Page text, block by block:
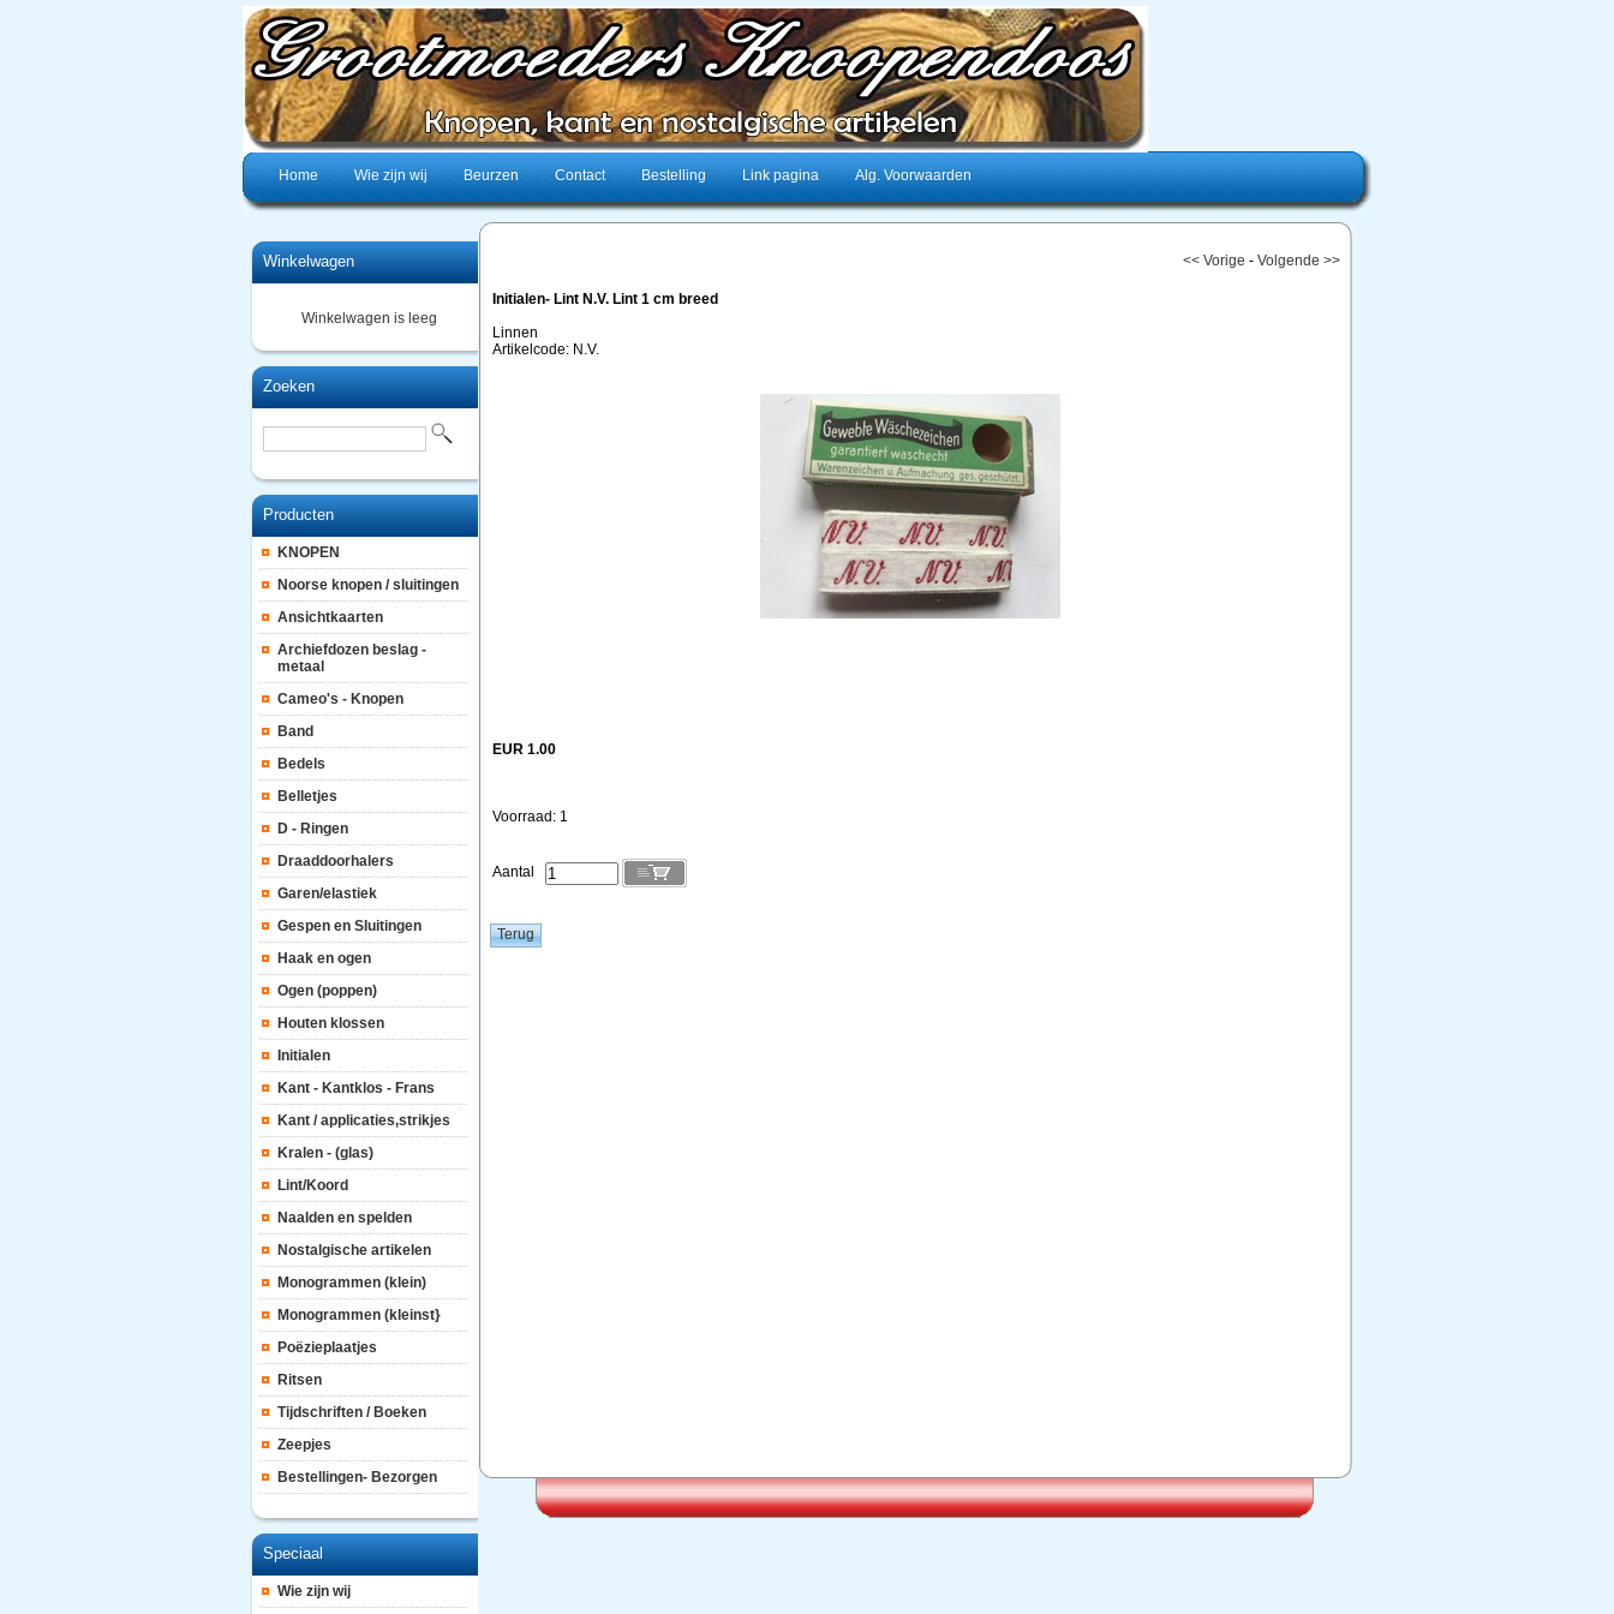
Home Wie zijn wij Beurzen Contact Bestelling Link pagina Alg. Voorwaarden
Winkelwagen
Winkelwagen is leeg
Zoeken
Producten
KNOPEN
Noorse knopen / sluitingen
Ansichtkaarten
Archiefdozen beslag -
metaal
Cameo's - Knopen
Band
Bedels
Belletjes
D - Ringen
Draaddoorhalers
Garen/elastiek
Gespen en Sluitingen
Haak en ogen
Ogen (poppen)
Houten klossen
Initialen
Kant - Kantklos - Frans
Kant / applicaties,strikjes
Kralen - (glas)
Lint/Koord
Naalden en spelden
Nostalgische artikelen
Monogrammen (klein)
Monogrammen (kleinst}
Poëzieplaatjes
Ritsen
Tijdschriften / Boeken
Zeepjes
Bestellingen- Bezorgen
Speciaal
Wie zijn wij
<< Vorige - Volgende >>
Initialen- Lint N.V. Lint 1 cm breed
Linnen
Artikelcode: N.V.
EUR 1.00
Voorraad: 1
Aantal